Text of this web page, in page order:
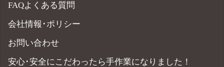
FAQよくある質問
会社情報･ポリシー
お問い合わせ
安心･安全にこだわったら手作業になりました！